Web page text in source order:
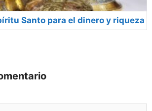
Santo para el dinero y riqueza